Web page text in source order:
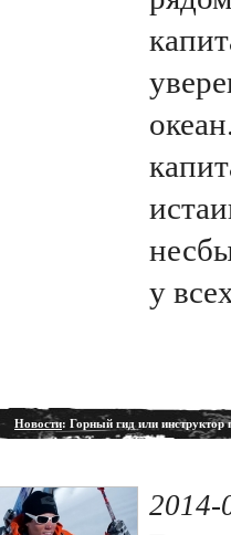
у
Новости: Горный гид или инструктор
2014-